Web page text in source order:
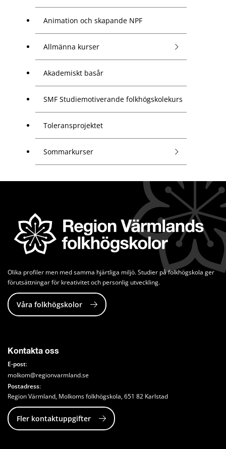
Animation och skapande NPF
Allmänna kurser
Akademiskt basår
SMF Studiemotiverande folkhögskolekurs
Toleransprojektet
Sommarkurser
Olika profiler men med samma hjärtliga miljö. Studier på folkhögskola ger
förutsättningar för kreativitet och personlig utveckling.
Våra folkhögskolor
Kontakta oss
E-post:
molkom@regionvarmland.se
Postadress:
Region Värmland, Molkoms folkhögskola, 651 82 Karlstad
Fler kontaktuppgifter